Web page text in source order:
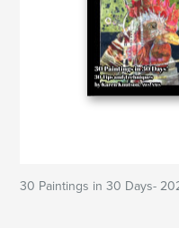
30 Paintings in 30 Days-